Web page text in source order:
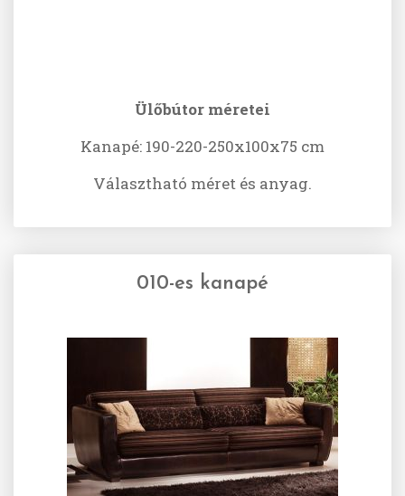
Ülőbútor méretei
Kanapé: 190-220-250x100x75 cm
Választható méret és anyag.
010-es kanapé